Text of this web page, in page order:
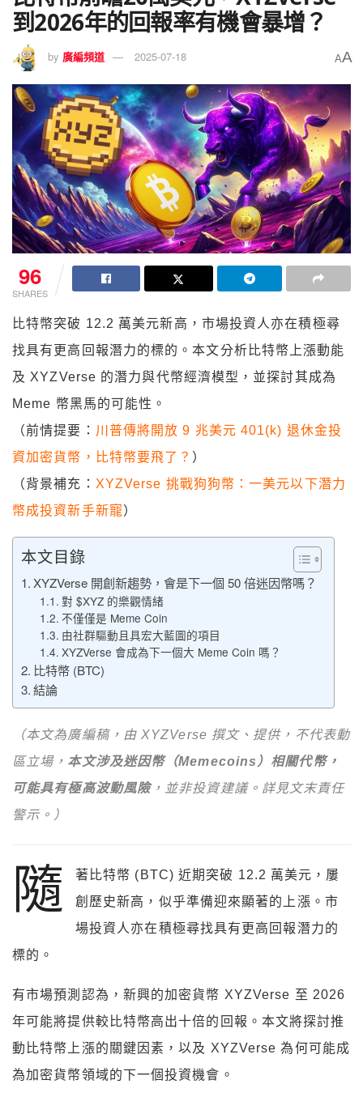
到2026年的回報率有機會暴增？
by 廣編頻道 2025-07-18 AA
96
SHARES
比特幣突破 12.2 萬美元新高，市場投資人亦在積極尋
找具有更高回報潛力的標的。本文分析比特幣上漲動能
及 XYZVerse 的潛力與代幣經濟模型，並探討其成為
Meme 幣黑馬的可能性。
（前情提要： 川普傳將開放 9 兆美元 401(k) 退休金投
資加密貨幣，比特幣要飛了？ ）
（背景補充： XYZVerse 挑戰狗狗幣：一美元以下潛力
幣成投資新手新寵）
本文目錄
XYZVerse 開創新趨勢，會是下一個 50 倍迷因幣嗎？
對 $XYZ 的樂觀情緒
不僅僅是 Meme Coin
由社群驅動且具宏大藍圖的項目
XYZVerse 會成為下一個大 Meme Coin 嗎？
比特幣 (BTC)
結論
（本文為廣編稿，由 XYZVerse 撰文、提供，不代表動
區立場， 本文涉及迷因幣（Memecoins）相關代幣，
可能具有極高波動風險，並非投資建議。詳見文末責任
警示。 ）
隨
著比特幣 (BTC) 近期突破 12.2 萬美元，屢
創歷史新高，似乎準備迎來顯著的上漲。市
場投資人亦在積極尋找具有更高回報潛力的
標的。
有市場預測認為，新興的加密貨幣 XYZVerse 至 2026
年可能將提供較比特幣高出十倍的回報。本文將探討推
動比特幣上漲的關鍵因素，以及 XYZVerse 為何可能成
為加密貨幣領域的下一個投資機會。